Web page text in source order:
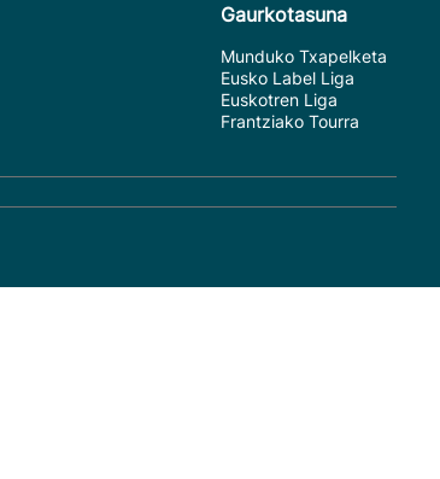
Gaurkotasuna
Munduko Txapelketa
Eusko Label Liga
Euskotren Liga
Frantziako Tourra